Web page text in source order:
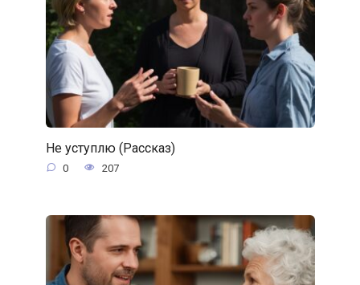
Не уступлю (Рассказ)
0 207